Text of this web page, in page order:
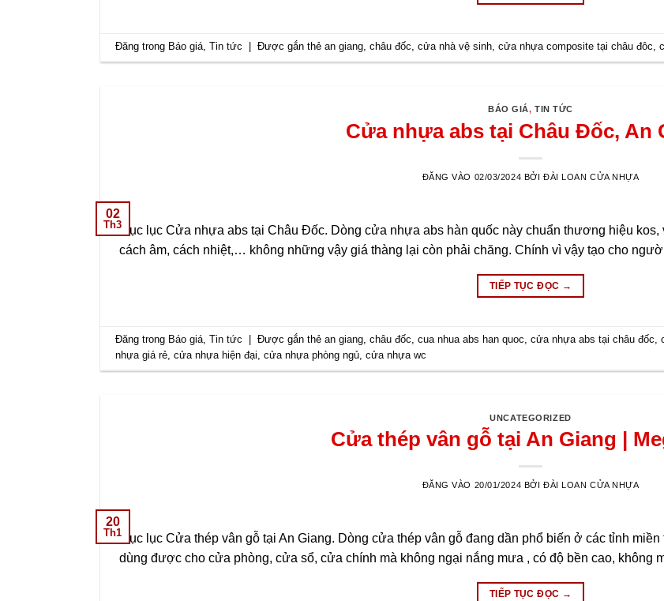
Đăng trong Báo giá,Tin tức Được gắn thẻan giang,châu đốc,cửa nhà vệ sinh,cửa nhựa composite tại châu đôc,
BÁO GIÁ,TIN TỨC
Cửa nhựa abs tại Châu Đốc, An
ĐĂNG VÀO 02/03/2024 BỞI ĐÀI LOAN CỬA NHỰA
02
Th3Mục lục Cửa nhựa abs tại Châu Đốc. Dòng cửa nhựa abs hàn quốc này chuẩn thương hiệu
cách âm, cách nhiệt,… không những vậy giá thàng lại còn phải chăng. Chính vì vậy tạo cho
TIẾP TỤC ĐỌC →
Đăng trong Báo giá ,Tin tức Được gắn thẻan giang ,châu đốc ,cua nhua abs han quoc ,cửa nhựa abs tại châu đốc ,
nhựa giá rẻ ,cửa nhựa hiện đại ,cửa nhựa phòng ngủ ,cửa nhựa wc
UNCATEGORIZED
Cửa thép vân gỗ tại An Giang |
ĐĂNG VÀO 20/01/2024 BỞI ĐÀI LOAN CỬA NHỰA
20
Th1Mục lục Cửa thép vân gỗ tại An Giang. Dòng cửa thép vân gỗ đang dần phổ biến ở các tỉnh
dùng được cho cửa phòng, cửa sổ, cửa chính mà không ngại nắng mưa , có độ bền cao, không
TIẾP TỤC ĐỌC →